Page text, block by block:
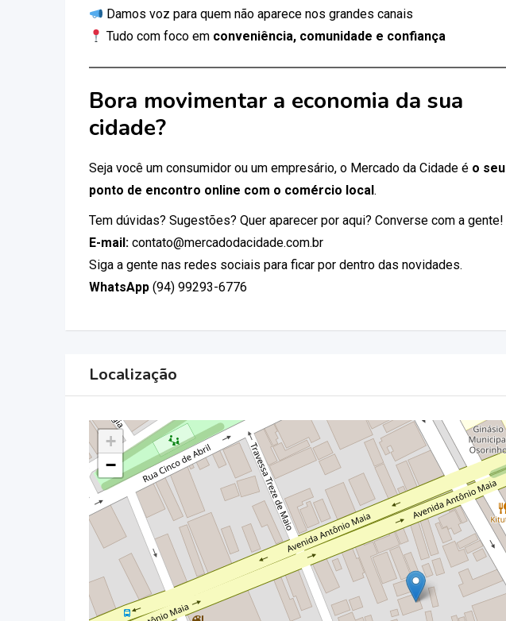
Damos voz para quem não aparece nos grandes canais
Tudo com foco em conveniência, comunidade e confiança
Bora movimentar a economia da sua
cidade?
Seja você um consumidor ou um empresário, o Mercado da Cidade é o seu
ponto de encontro online com o comércio local.
Tem dúvidas? Sugestões? Quer aparecer por aqui? Converse com a gente!
E-mail: contato@mercadodacidade.com.br
Siga a gente nas redes sociais para ficar por dentro das novidades.
WhatsApp (94) 99293-6776
Localização
+
−